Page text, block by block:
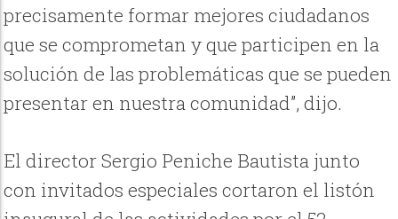
precisamente formar mejores ciudadanos
que se comprometan y que participen en la
solución de las problemáticas que se pueden
presentar en nuestra comunidad”, dijo.
El director Sergio Peniche Bautista junto
con invitados especiales cortaron el listón